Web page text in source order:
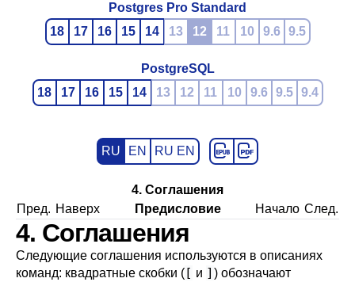
Postgres Pro Standard
18
17 16 15 14 13 12 11 10 9.6 9.5
PostgreSQL
18
17 16 15 14 13 12 11 10 9.6 9.5 9.4
RU EN RU EN
4. Соглашения
Пред. Наверх Предисловие Начало След.
4. Соглашения
Следующие соглашения используются в описаниях
команд: квадратные скобки ([ и ] ) обозначают